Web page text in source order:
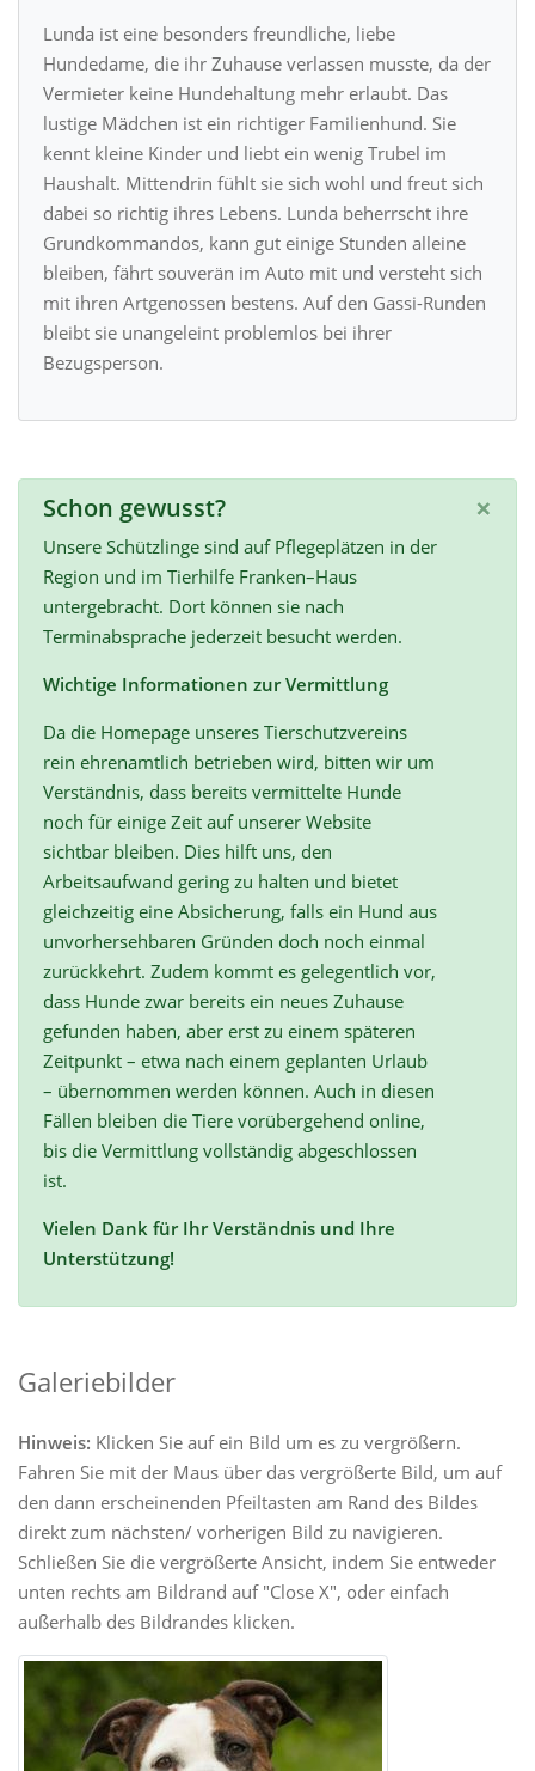
Lunda ist eine besonders freundliche, liebe
Hundedame, die ihr Zuhause verlassen musste, da der
Vermieter keine Hundehaltung mehr erlaubt. Das
lustige Mädchen ist ein richtiger Familienhund. Sie
kennt kleine Kinder und liebt ein wenig Trubel im
Haushalt. Mittendrin fühlt sie sich wohl und freut sich
dabei so richtig ihres Lebens. Lunda beherrscht ihre
Grundkommandos, kann gut einige Stunden alleine
bleiben, fährt souverän im Auto mit und versteht sich
mit ihren Artgenossen bestens. Auf den Gassi-Runden
bleibt sie unangeleint problemlos bei ihrer
Bezugsperson.
×
Schon gewusst?
Unsere Schützlinge sind auf Pflegeplätzen in der
Region und im Tierhilfe Franken–Haus
untergebracht. Dort können sie nach
Terminabsprache jederzeit besucht werden.
Wichtige Informationen zur Vermittlung
Da die Homepage unseres Tierschutzvereins
rein ehrenamtlich betrieben wird, bitten wir um
Verständnis, dass bereits vermittelte Hunde
noch für einige Zeit auf unserer Website
sichtbar bleiben. Dies hilft uns, den
Arbeitsaufwand gering zu halten und bietet
gleichzeitig eine Absicherung, falls ein Hund aus
unvorhersehbaren Gründen doch noch einmal
zurückkehrt. Zudem kommt es gelegentlich vor,
dass Hunde zwar bereits ein neues Zuhause
gefunden haben, aber erst zu einem späteren
Zeitpunkt – etwa nach einem geplanten Urlaub
– übernommen werden können. Auch in diesen
Fällen bleiben die Tiere vorübergehend online,
bis die Vermittlung vollständig abgeschlossen
ist.
Vielen Dank für Ihr Verständnis und Ihre
Unterstützung!
Galeriebilder
Hinweis: Klicken Sie auf ein Bild um es zu vergrößern.
Fahren Sie mit der Maus über das vergrößerte Bild, um auf
den dann erscheinenden Pfeiltasten am Rand des Bildes
direkt zum nächsten/ vorherigen Bild zu navigieren.
Schließen Sie die vergrößerte Ansicht, indem Sie entweder
unten rechts am Bildrand auf "Close X", oder einfach
außerhalb des Bildrandes klicken.